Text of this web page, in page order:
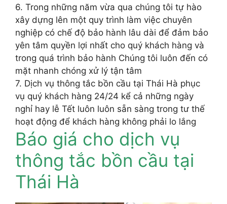
6. Trong những năm vừa qua chúng tôi tự hào
xây dựng lên một quy trình làm việc chuyên
nghiệp có chế độ bảo hành lâu dài để đảm bảo
yên tâm quyền lợi nhất cho quý khách hàng và
trong quá trình bảo hành Chúng tôi luôn đến có
mặt nhanh chóng xử lý tận tâm
7. Dịch vụ thông tắc bồn cầu tại Thái Hà phục
vụ quý khách hàng 24/24 kể cả những ngày
nghỉ hay lễ Tết luôn luôn sẵn sàng trong tư thế
hoạt động để khách hàng không phải lo lắng
Báo giá cho dịch vụ
thông tắc bồn cầu tại
Thái Hà